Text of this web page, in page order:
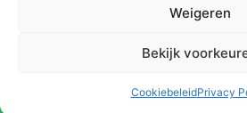
Weigeren
Bekijk
CookiebeleidPrivacy